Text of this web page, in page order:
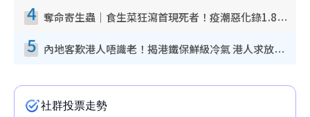
4 奪命寄生蟲｜食生菜狂瀉首現死者！疫潮惡化錄1.8萬宗病例 揭洗菜3大謬誤
5 內地客歎港人唔識老！揭港鐵保鮮級冷氣 港人求放過：咪投訴